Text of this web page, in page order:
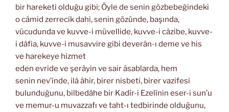
bir hareketi olduğu gibi; Öyle de senin gözbebeğindeki
o câmid zerrecik dahi, senin gözünde, başında,
vücudunda ve kuvve-i müvellide, kuvve-i câzibe, kuvve-
i dâfia, kuvve-i musavvire gibi deverân-ı deme ve his
ve harekeye hizmet
eden evride ve şerâyin ve sair âsablarda, hem
senin nev’inde, ilâ âhir, birer nisbeti, birer vazifesi
bulunduğunu, bilbedâhe bir Kadîr-i Ezelînin eser-i sun’u
ve memur-u muvazzafı ve taht-ı tedbirinde olduğunu,